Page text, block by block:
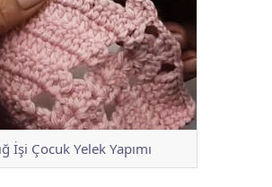
İşi Çocuk Yelek Yapımı